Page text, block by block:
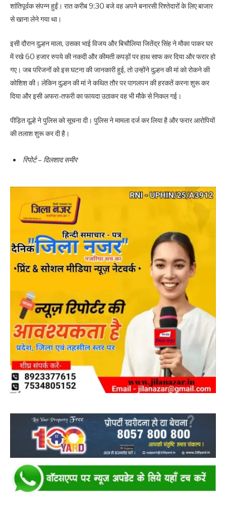
शांतिपूर्वक संपन्न हुईं। रात करीब 9:30 बजे वह अपने बनारसी रिश्तेदारों के लिए बाजार
से खाना लेने गया था।
इसी दौरान दुल्हन माला, उसका भाई विजय और बिचौलिया जितेंद्र सिंह ने मौका पाकर घर
में रखे 60 हजार रुपये की नकदी और कीमती कपड़ों पर हाथ साफ कर दिया और फरार हो
गए। जब परिजनों को इस घटना की जानकारी हुई, तो उन्होंने दुल्हन की मां को रोकने की
कोशिश की। लेकिन दुल्हन की मां ने कथित तौर पर पागलपन की हरकतें करना शुरू कर
दिया और इसी अफरा-तफरी का फायदा उठाकर वह भी मौके से निकल गई।
पीड़ित दूल्हे ने पुलिस को सूचना दी। पुलिस ने मामला दर्ज कर लिया है और फरार आरोपियों
की तलाश शुरू कर दी है।
रिपोर्ट – दिलशाद समीर